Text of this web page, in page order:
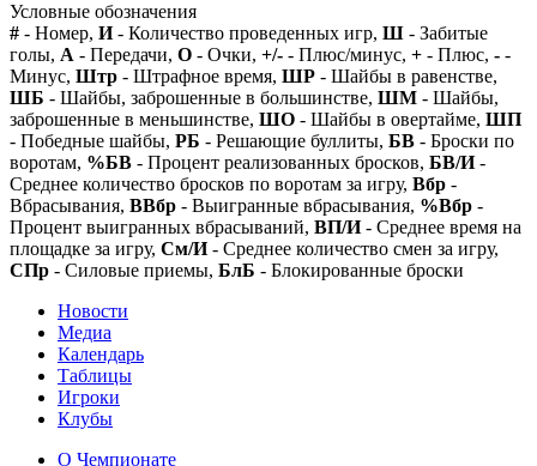
Условные обозначения
# - Номер, И- Количество проведенных игр, Ш - Забитые
голы, А - Передачи, О - Очки, +/- - Плюс/минус, + - Плюс, - -
Минус, Штр - Штрафное время, ШР - Шайбы в равенстве,
ШБ - Шайбы, заброшенные в большинстве, ШМ - Шайбы,
заброшенные в меньшинстве, ШО - Шайбы в овертайме, ШП
- Победные шайбы, РБ - Решающие буллиты, БВ - Броски по
воротам, %БВ - Процент реализованных бросков, БВ/И-
Среднее количество бросков по воротам за игру, Вбр -
Вбрасывания, ВВбр - Выигранные вбрасывания, %Вбр -
Процент выигранных вбрасываний, ВП/И- Среднее время на
площадке за игру, См/И- Среднее количество смен за игру,
СПр - Силовые приемы, БлБ - Блокированные броски
Новости
Медиа
Календарь
Таблицы
Игроки
Клубы
О Чемпионате